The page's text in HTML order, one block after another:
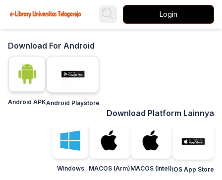
Login
Download For Android
Android APKAndroid Playstore
Download Platform Lainnya
Windows MACOS (Arm)MACOS (Intel)iOS App Store